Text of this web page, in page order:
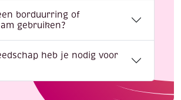
borduurring of
gebruiken?
heb je nodig voor